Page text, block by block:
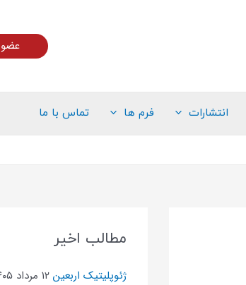
انتشارات فرم ها تماس با ما
مطالب اخیر
ژئوپلیتیک اربعین ۱۲ مرداد ۱۴۰۵